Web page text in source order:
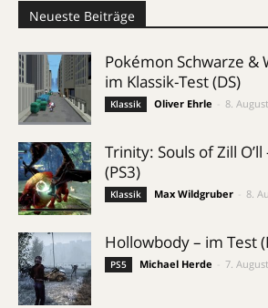
Neueste Beiträge
Pokémon Schwarze &
im Klassik-Test (DS)
Klassik Oliver Ehrle 8.
Trinity: Souls of Zill
(PS3)
Klassik Max Wildgruber 8.
Hollowbody – im Test
PS5 Michael Herde 7.